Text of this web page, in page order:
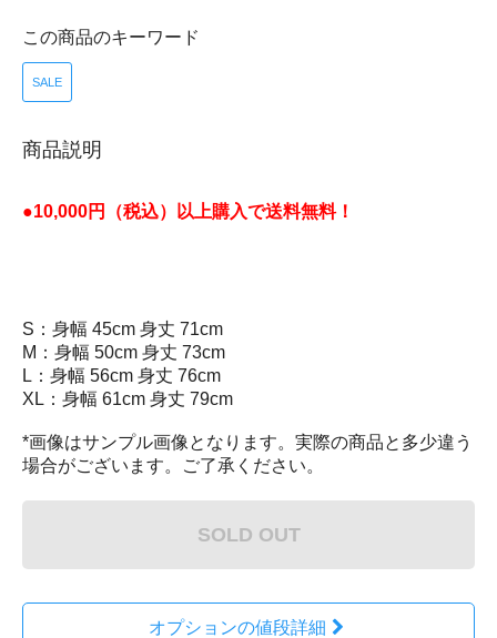
この商品のキーワード
SALE
商品説明
●10,000円（税込）以上購入で送料無料！
S：身幅 45cm 身丈 71cm
M：身幅 50cm 身丈 73cm
L：身幅 56cm 身丈 76cm
XL：身幅 61cm 身丈 79cm
*画像はサンプル画像となります。実際の商品と多少違う
場合がございます。ご了承ください。
SOLD OUT
オプションの値段詳細